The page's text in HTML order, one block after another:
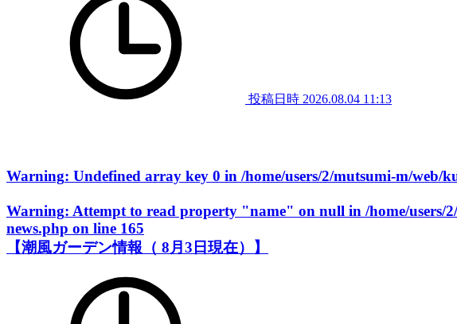
投稿日時 2026.08.04 11:13
Warning: Undefined array key 0 in /home/users/2/mutsumi-m/web/
Warning: Attempt to read property "name" on null in /home/users/
news.php on line 165
【潮風ガーデン情報（ 8月3日現在）】